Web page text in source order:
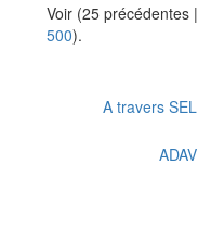
Voir (25 précédentes |
500).
A travers SEL
ADAV